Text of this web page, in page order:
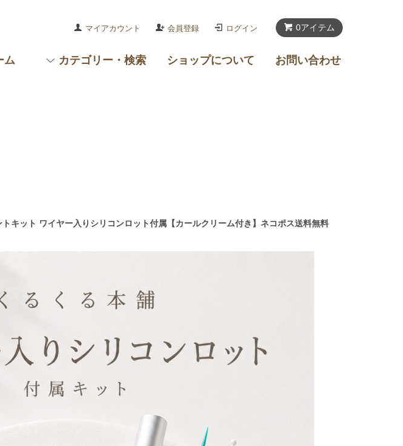
0アイテム
マイアカウント 会員登録 ログイン
ム カテゴリー・検索 ショップについて お問い合わせ
キット ワイヤー入りシリコンロット付属【カールクリーム付き】ネコポス送料無料